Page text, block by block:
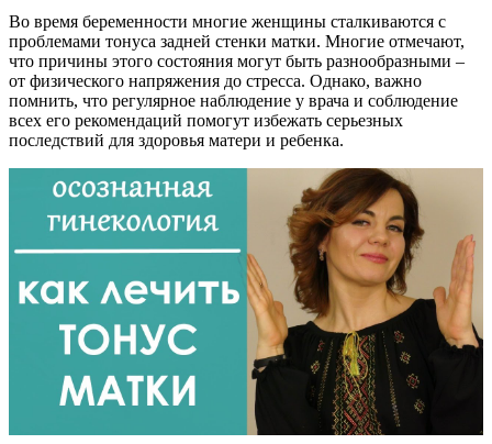
Во время беременности многие женщины сталкиваются с
проблемами тонуса задней стенки матки. Многие отмечают,
что причины этого состояния могут быть разнообразными –
от физического напряжения до стресса. Однако, важно
помнить, что регулярное наблюдение у врача и соблюдение
всех его рекомендаций помогут избежать серьезных
последствий для здоровья матери и ребенка.